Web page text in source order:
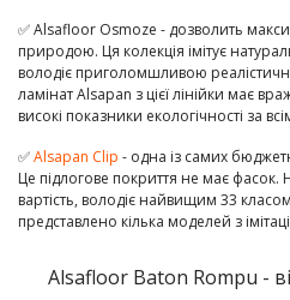
✅ Alsafloor Osmoze - дозволить
природою. Ця колекція імітує
володіє приголомшливою
ламінат Alsapan з цієї лінійки має
високі показники екологічності за
✅Alsapan Clip - одна із самих
Це підлогове покриття не має
вартість, володіє найвищим 33 класом
представлено кілька моделей з
Alsafloor Baton Rompu -